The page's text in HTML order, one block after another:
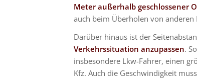
Meter außerhalb geschlossener
auch beim Überholen von anderen
Darüber hinaus ist der
Verkehrssituation anzupassen.
insbesondere Lkw-Fahrer, einen
Kfz. Auch die Geschwindigkeit